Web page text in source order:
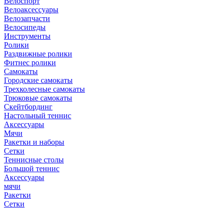
Велоаксессуары
Велозапчасти
Велосипеды
Инструменты
Ролики
Раздвижные ролики
Фитнес ролики
Самокаты
Городские самокаты
Трехколесные самокаты
Трюковые самокаты
Скейтбординг
Настольный теннис
Аксессуары
Мячи
Ракетки и наборы
Сетки
Теннисные столы
Большой теннис
Аксессуары
мячи
Ракетки
Сетки